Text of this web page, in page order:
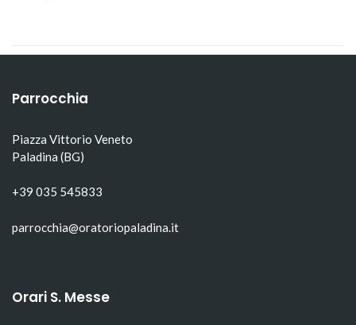
Parrocchia
Piazza Vittorio Veneto
Paladina (BG)
+39 035 545833
parrocchia@oratoriopaladina.it
Orari S. Messe